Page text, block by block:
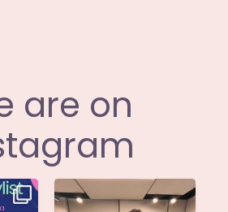
are on
Siamo entusiasti di